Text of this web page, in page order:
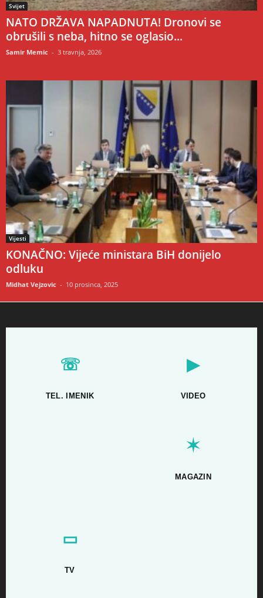
Svijet
NATO DRŽAVA NAPADNUTA! Dronovi se
obrušili s neba, hitno se oglasio...
Samir Memic - 3 travnja, 2026
Vijesti
KONAČNO: Vijeće ministara BiH donijelo
odluku
Midhat Vejzovic - 10 prosinca, 2025
☏
TEL. IMENIK
▶
VIDEO
✶
MAGAZIN
▭
TV